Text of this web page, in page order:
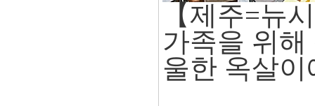
【제주=뉴
가족을 위
울한 옥살